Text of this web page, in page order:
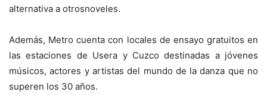
alternativa a otrosnoveles.
Además, Metro cuenta con locales de ensayo gratuitos en
las estaciones de Usera y Cuzco destinadas a jóvenes
músicos, actores y artistas del mundo de la danza que no
superen los 30 años.